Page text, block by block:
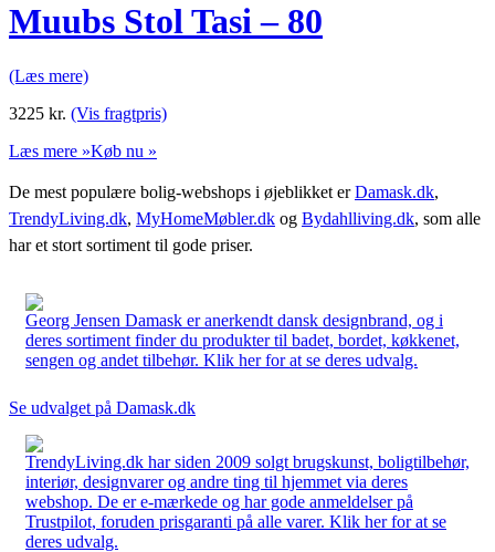
Muubs Stol Tasi – 80
(Læs mere)
3225 kr. (Vis fragtpris)
Læs mere »Køb nu »
De mest populære bolig-webshops i øjeblikket erDamask.dk,
TrendyLiving.dk, MyHomeMøbler.dk og Bydahlliving.dk, som alle
har et stort sortiment til gode priser.
Georg Jensen Damask er anerkendt dansk designbrand, og i
deres sortiment finder du produkter til badet, bordet, køkkenet,
sengen og andet tilbehør. Klik her for at se deres udvalg.
Se udvalget på Damask.dk
TrendyLiving.dk har siden 2009 solgt brugskunst, boligtilbehør,
interiør, designvarer og andre ting til hjemmet via deres
webshop. De er e-mærkede og har gode anmeldelser på
Trustpilot, foruden prisgaranti på alle varer. Klik her for at se
deres udvalg.